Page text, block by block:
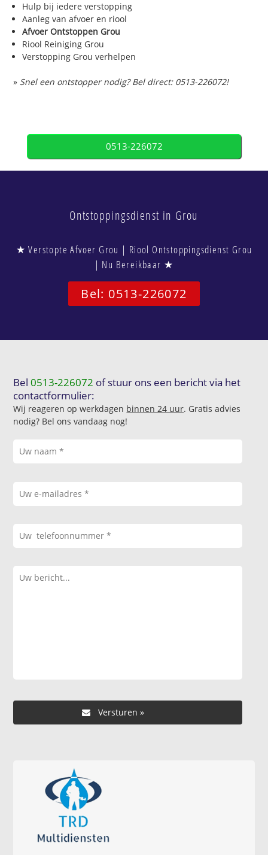
Hulp bij iedere verstopping
Aanleg van afvoer en riool
Afvoer Ontstoppen Grou
Riool Reiniging Grou
Verstopping Grou verhelpen
» Snel een ontstopper nodig? Bel direct: 0513-226072!
0513-226072
Ontstoppingsdienst in Grou
★ Verstopte Afvoer Grou | Riool Ontstoppingsdienst Grou
| Nu Bereikbaar ★
Bel: 0513-226072
Bel0513-226072 of stuur ons een bericht via het
contactformulier:
Wij reageren op werkdagen binnen 24 uur. Gratis advies
nodig? Bel ons vandaag nog!